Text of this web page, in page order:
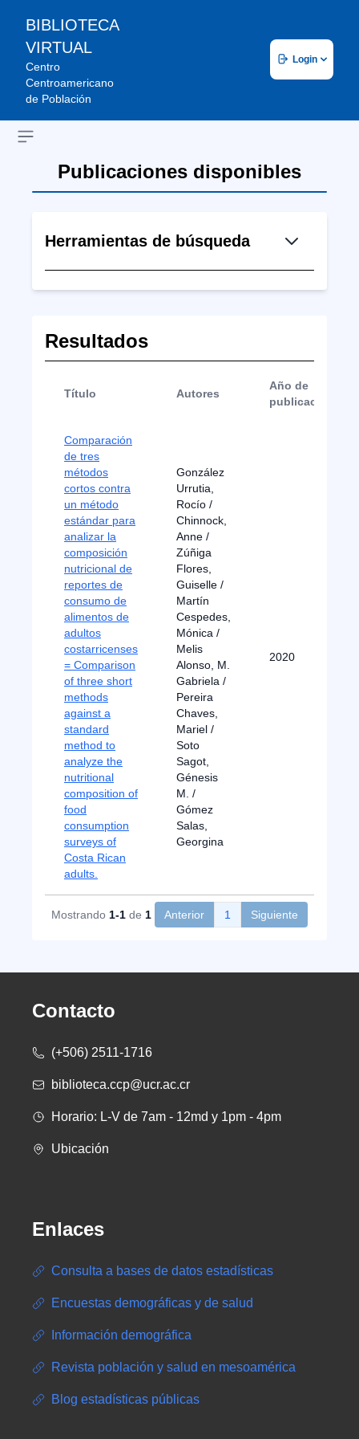
BIBLIOTECA
VIRTUAL
Centro
Centroamericano
de Población
Login
Open sidebar
Publicaciones disponibles
Herramientas de búsqueda
Resultados
Título Autores
Año de
publicación
Comparación
de tres
métodos
cortos contra
un método
estándar para
analizar la
composición
nutricional de
reportes de
consumo de
alimentos de
adultos
costarricenses
= Comparison
of three short
methods
against a
standard
method to
analyze the
nutritional
composition of
food
consumption
surveys of
Costa Rican
adults.
González
Urrutia,
Rocío /
Chinnock,
Anne /
Zúñiga
Flores,
Guiselle /
Martín
Cespedes,
Mónica /
Melis
Alonso, M.
Gabriela /
Pereira
Chaves,
Mariel /
Soto
Sagot,
Génesis
M. /
Gómez
Salas,
Georgina
2020
Mostrando 1-1 de 1 Anterior 1 Siguiente
Contacto
(+506) 2511-1716
biblioteca.ccp@ucr.ac.cr
Horario: L-V de 7am - 12md y 1pm - 4pm
Ubicación
Enlaces
Consulta a bases de datos estadísticas
Encuestas demográficas y de salud
Información demográfica
Revista población y salud en mesoamérica
Blog estadísticas públicas